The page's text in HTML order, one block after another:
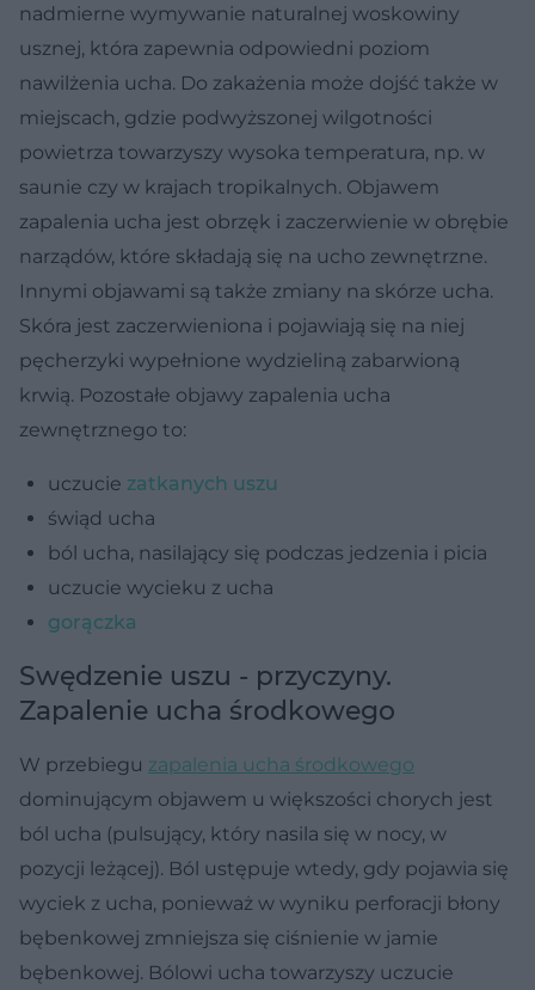
nadmierne wymywanie naturalnej woskowiny
usznej, która zapewnia odpowiedni poziom
nawilżenia ucha. Do zakażenia może dojść także w
miejscach, gdzie podwyższonej wilgotności
powietrza towarzyszy wysoka temperatura, np. w
saunie czy w krajach tropikalnych. Objawem
zapalenia ucha jest obrzęk i zaczerwienie w obrębie
narządów, które składają się na ucho zewnętrzne.
Innymi objawami są także zmiany na skórze ucha.
Skóra jest zaczerwieniona i pojawiają się na niej
pęcherzyki wypełnione wydzieliną zabarwioną
krwią. Pozostałe objawy zapalenia ucha
zewnętrznego to:
uczucie zatkanych uszu
świąd ucha
ból ucha, nasilający się podczas jedzenia i picia
uczucie wycieku z ucha
gorączka
Swędzenie uszu - przyczyny.
Zapalenie ucha środkowego
W przebiegu zapalenia ucha środkowego
dominującym objawem u większości chorych jest
ból ucha (pulsujący, który nasila się w nocy, w
pozycji leżącej). Ból ustępuje wtedy, gdy pojawia się
wyciek z ucha, ponieważ w wyniku perforacji błony
bębenkowej zmniejsza się ciśnienie w jamie
bębenkowej. Bólowi ucha towarzyszy uczucie